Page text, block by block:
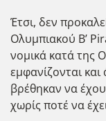
Έτσι, δεν
Ολυμπιακού Β’
νομικά κατά της
εμφανίζονται
βρέθηκαν να
χωρίς ποτέ να